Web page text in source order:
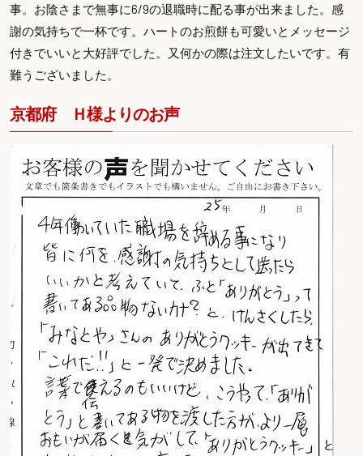
事。お陰さまで無事に6/9の退職時に配る事が出来ました。感
謝の気持ちで一杯です。ハートのお煎餅も可愛いとメッセージ
付きでいいと大好評でした。又何かの際は注文したいです。有
難うございました。
京都府 Ｈ様よりのお声